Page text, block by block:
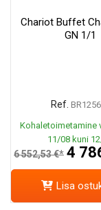
Chariot Buffet
GN 1/1
Ref.
Kohaletoimetamine
11/08 kuni
6 552,53 €* 4
Lisa